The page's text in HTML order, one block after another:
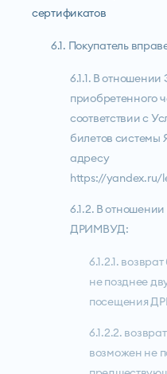
сертификатов
6.1. Покупатель
6.1.1. В
приобретенного
соответствии с
билетов
адресу
https://yandex.ru/
6.1.2. В
ДРИМВУД:
6.1.2.1.
не позднее
посещения
6.1.2.2.
возможен не